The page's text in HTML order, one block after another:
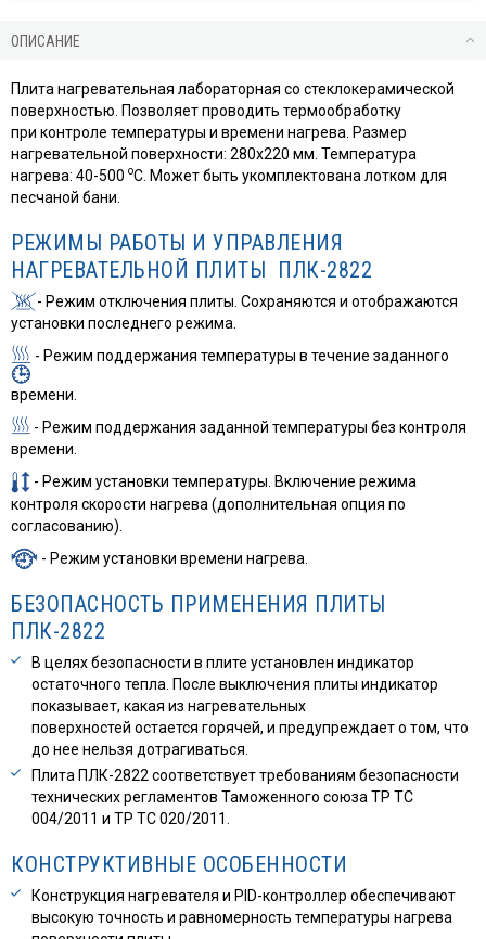
ОПИСАНИЕ
Плита нагревательная лабораторная со стеклокерамической
поверхностью. Позволяет проводить термообработку
при контроле температуры и времени нагрева. Размер
нагревательной поверхности: 280х220 мм. Температура
нагрева: 40-500 оС. Может быть укомплектована лотком для
песчаной бани.
РЕЖИМЫ РАБОТЫ И УПРАВЛЕНИЯ
НАГРЕВАТЕЛЬНОЙ ПЛИТЫ ПЛК-2822
- Режим отключения плиты. Сохраняются и отображаются
установки последнего режима.
- Режим поддержания температуры в течение заданного
времени.
- Режим поддержания заданной температуры без контроля
времени.
- Режим установки температуры. Включение режима
контроля скорости нагрева (дополнительная опция по
согласованию).
- Режим установки времени нагрева.
БЕЗОПАСНОСТЬ ПРИМЕНЕНИЯ ПЛИТЫ
ПЛК-2822
В целях безопасности в плите установлен индикатор
остаточного тепла. После выключения плиты индикатор
показывает, какая из нагревательных
поверхностей остается горячей, и предупреждает о том, что
до нее нельзя дотрагиваться.
Плита ПЛК-2822 соответствует требованиям безопасности
технических регламентов Таможенного союза ТР ТС
004/2011 и ТР ТС 020/2011.
КОНСТРУКТИВНЫЕ ОСОБЕННОСТИ
Конструкция нагревателя и PID-контроллер обеспечивают
высокую точность и равномерность температуры нагрева